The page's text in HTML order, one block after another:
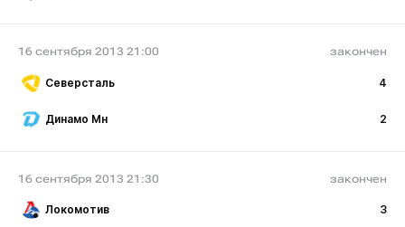
16 сентября 2013 21:00 закончен
Северсталь 4
Динамо Мн 2
16 сентября 2013 21:30 закончен
Локомотив 3